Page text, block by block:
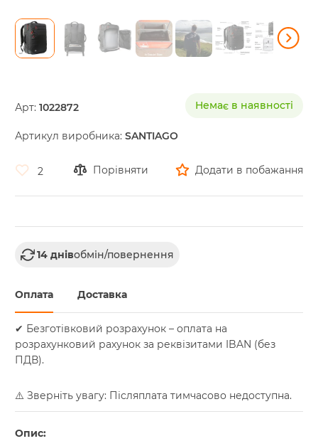
beginning
the
gallery
Арт: 1022872
Артикул виробника: SANTIAGO
Немає в наявності
Порівняти Додати в побажання
2
14 днівобмін/повернення
Оплата Доставка
✔ Безготівковий розрахунок – оплата на
розрахунковий рахунок за реквізитами IBAN (без
ПДВ).
⚠️ Зверніть увагу: Післяплата тимчасово недоступна.
Опис: